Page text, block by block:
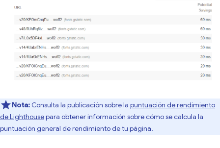
Nota: Consulta la publicación sobre la puntuación de rendimiento
de Lighthousepara obtener información sobre cómo se calcula la
puntuación general de rendimiento de tu página.